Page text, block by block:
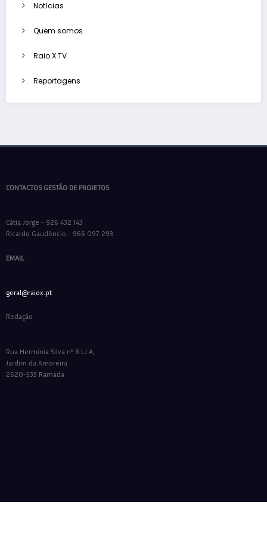
Notícias
Quem somos
Raio X TV
Reportagens
CONTACTOS GESTÃO DE PROJETOS
Cátia Jorge - 926 432 143
Ricardo Gaudêncio - 966 097 293
EMAIL
geral@raiox.pt
Redação
Rua Hermínia Silva nº 8 LJ A,
Jardim da Amoreira
2620-535 Ramada